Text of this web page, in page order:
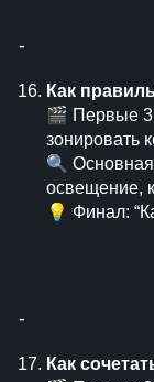
⁃
Как
🎬 Первые 3
зонировать
🔍 Основная
освещение,
💡 Финал:
⁃
Как